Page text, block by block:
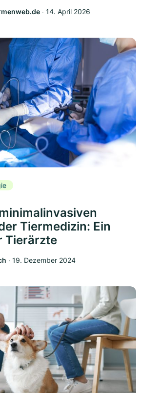
‧ 14. April 2026
Tiermedizin: Ein
Tierärzte
‧ 19. Dezember 2024